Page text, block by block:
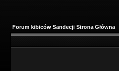
Forum kibiców Sandecji Strona Główna